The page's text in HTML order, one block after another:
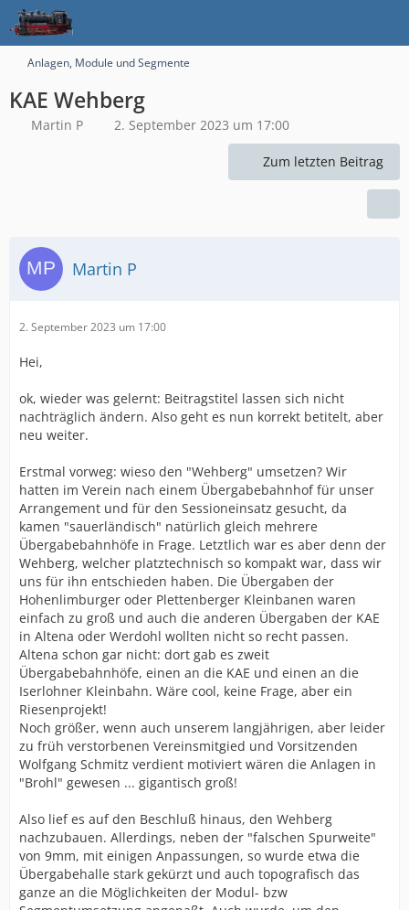
Anlagen, Module und Segmente
KAE Wehberg
Martin P 2. September 2023 um 17:00
Zum letzten Beitrag
Martin P
2. September 2023 um 17:00
Hei,
ok, wieder was gelernt: Beitragstitel lassen sich nicht
nachträglich ändern. Also geht es nun korrekt betitelt, aber
neu weiter.
Erstmal vorweg: wieso den "Wehberg" umsetzen? Wir
hatten im Verein nach einem Übergabebahnhof für unser
Arrangement und für den Sessioneinsatz gesucht, da
kamen "sauerländisch" natürlich gleich mehrere
Übergabebahnhöfe in Frage. Letztlich war es aber denn der
Wehberg, welcher platztechnisch so kompakt war, dass wir
uns für ihn entschieden haben. Die Übergaben der
Hohenlimburger oder Plettenberger Kleinbanen waren
einfach zu groß und auch die anderen Übergaben der KAE
in Altena oder Werdohl wollten nicht so recht passen.
Altena schon gar nicht: dort gab es zweit
Übergabebahnhöfe, einen an die KAE und einen an die
Iserlohner Kleinbahn. Wäre cool, keine Frage, aber ein
Riesenprojekt!
Noch größer, wenn auch unserem langjährigen, aber leider
zu früh verstorbenen Vereinsmitgied und Vorsitzenden
Wolfgang Schmitz verdient motiviert wären die Anlagen in
"Brohl" gewesen ... gigantisch groß!
Also lief es auf den Beschluß hinaus, den Wehberg
nachzubauen. Allerdings, neben der "falschen Spurweite"
von 9mm, mit einigen Anpassungen, so wurde etwa die
Übergabehalle stark gekürzt und auch topografisch das
ganze an die Möglichkeiten der Modul- bzw